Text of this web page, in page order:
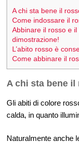
A chi sta bene il
Come indossare il
Abbinare il rosso e
dimostrazione!
L’abito rosso è
Come abbinare il
A chi sta bene il
Gli abiti di colore
calda, in quanto
Naturalmente anche